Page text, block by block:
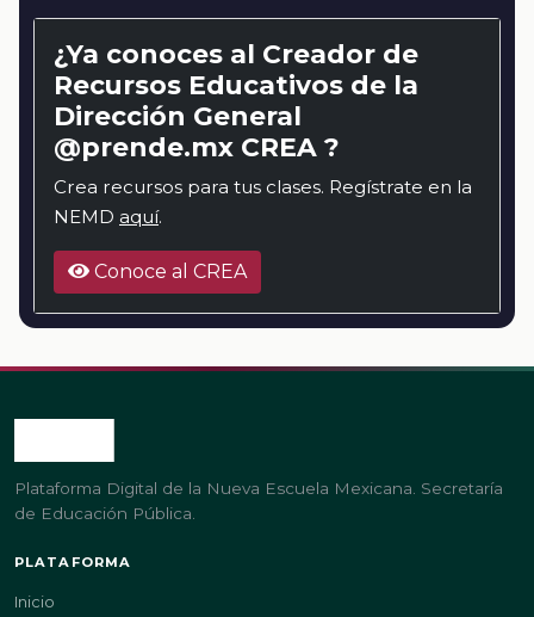
¿Ya conoces al Creador de
Recursos Educativos de la
Dirección General
@prende.mx CREA ?
Crea recursos para tus clases. Regístrate en la
NEMD aquí.
Conoce al CREA
Plataforma Digital de la Nueva Escuela Mexicana. Secretaría
de Educación Pública.
PLATAFORMA
Inicio